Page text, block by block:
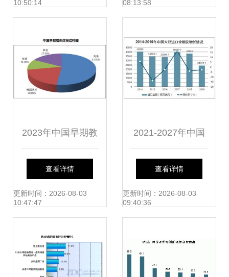
10:50:14
08:13:58
2023年中国早期教
育市场深度调研报
告
查看详情
更新时间：2026-08-03
10:47:47
2021-2027年中国
大豆深加工市场调
查与投资方向研究
查看详情
更新时间：2026-08-03
09:40:36